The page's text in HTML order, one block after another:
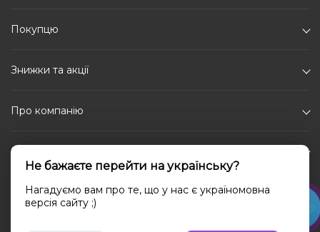
Покупцю
Знижки та акції
Про компанію
Каталог
Соціальні мережі
Не бажаєте перейти на українську?
Нагадуємо вам про те, що у нас є україномовна
версія сайту ;)